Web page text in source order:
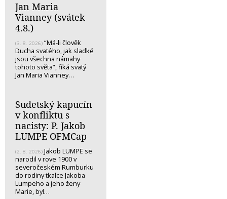
Jan Maria
Vianney (svátek
4.8.)
(3. 8. 2026) “Má-li člověk
Ducha svatého, jak sladké
jsou všechna námahy
tohoto světa“, říká svatý
Jan Maria Vianney…
Sudetský kapucín
v konfliktu s
nacisty: P. Jakob
LUMPE OFMCap
(2. 8. 2026) Jakob LUMPE se
narodil v rove 1900 v
severočeském Rumburku
do rodiny tkalce Jakoba
Lumpeho a jeho ženy
Marie, byl…